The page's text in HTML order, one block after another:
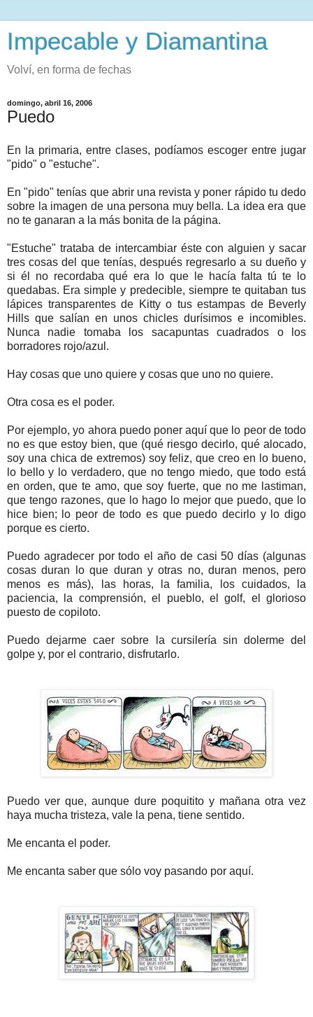
Impecable y Diamantina
Volví, en forma de fechas
domingo, abril 16, 2006
Puedo
En la primaria, entre clases, podíamos escoger entre jugar
"pido" o "estuche".
En "pido" tenías que abrir una revista y poner rápido tu dedo
sobre la imagen de una persona muy bella. La idea era que
no te ganaran a la más bonita de la página.
"Estuche" trataba de intercambiar éste con alguien y sacar
tres cosas del que tenías, después regresarlo a su dueño y
si él no recordaba qué era lo que le hacía falta tú te lo
quedabas. Era simple y predecible, siempre te quitaban tus
lápices transparentes de Kitty o tus estampas de Beverly
Hills que salían en unos chicles durísimos e incomibles.
Nunca nadie tomaba los sacapuntas cuadrados o los
borradores rojo/azul.
Hay cosas que uno quiere y cosas que uno no quiere.
Otra cosa es el poder.
Por ejemplo, yo ahora puedo poner aquí que lo peor de todo
no es que estoy bien, que (qué riesgo decirlo, qué alocado,
soy una chica de extremos) soy feliz, que creo en lo bueno,
lo bello y lo verdadero, que no tengo miedo, que todo está
en orden, que te amo, que soy fuerte, que no me lastiman,
que tengo razones, que lo hago lo mejor que puedo, que lo
hice bien; lo peor de todo es que puedo decirlo y lo digo
porque es cierto.
Puedo agradecer por todo el año de casi 50 días (algunas
cosas duran lo que duran y otras no, duran menos, pero
menos es más), las horas, la familia, los cuidados, la
paciencia, la comprensión, el pueblo, el golf, el glorioso
puesto de copiloto.
Puedo dejarme caer sobre la cursilería sin dolerme del
golpe y, por el contrario, disfrutarlo.
Puedo ver que, aunque dure poquitito y mañana otra vez
haya mucha tristeza, vale la pena, tiene sentido.
Me encanta el poder.
Me encanta saber que sólo voy pasando por aquí.